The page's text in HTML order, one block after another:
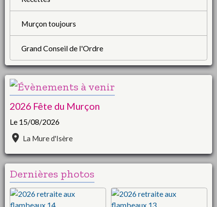
Murçon toujours
Grand Conseil de l'Ordre
2026 Fête du Murçon
Le 15/08/2026
La Mure d'Isère
Dernières photos